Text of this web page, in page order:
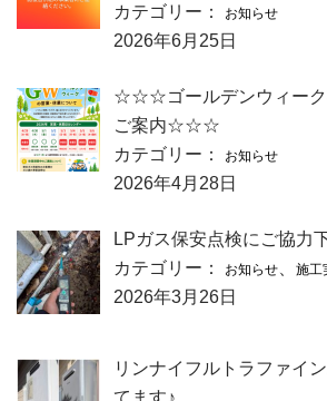
カテゴリー：
お知らせ
2026年6月25日
☆☆☆ゴールデンウィーク
ご案内☆☆☆
カテゴリー：
お知らせ
2026年4月28日
LPガス保安点検にご協力
カテゴリー：
お知らせ 施工
2026年3月26日
リンナイフルトラファイ
てます♪